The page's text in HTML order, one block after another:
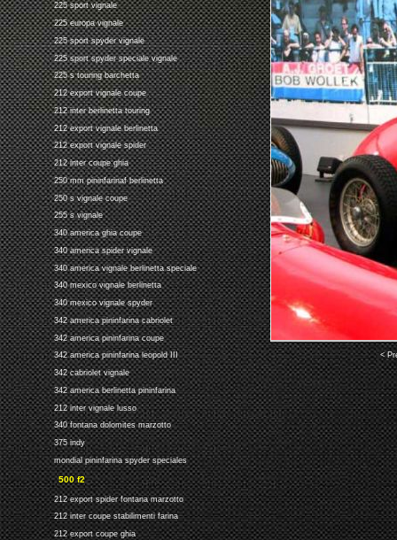
225 sport vignale
225 europa vignale
225 sport spyder vignale
225 sport spyder speciale vignale
225 s touring barchetta
212 export vignale coupe
212 inter berlinetta touring
212 export vignale berlinetta
212 export vignale spider
212 inter coupe ghia
250 mm pininfarinaf berlinetta
250 s vignale coupe
255 s vignale
340 america ghia coupe
340 america spider vignale
340 america vignale berlinetta speciale
340 mexico vignale berlinetta
340 mexico vignale spyder
342 america pininfarina cabriolet
342 america pininfarina coupe
342 america pininfarina leopold III
342 cabriolet vignale
342 america berlinetta pininfarina
212 inter vignale lusso
340 fontana dolomites marzotto
375 indy
mondial pininfarina spyder speciales
500 f2
212 export spider fontana marzotto
212 inter coupe stabilimenti farina
212 export coupe ghia
<